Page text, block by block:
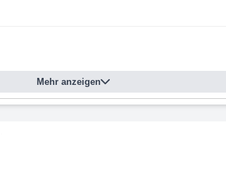
Mehr anzeigen